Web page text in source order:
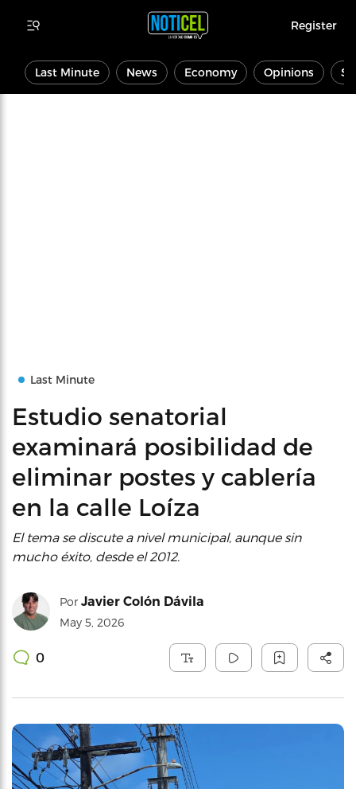
Register
Last Minute News Economy Opinions
Last Minute
Estudio senatorial
examinará posibilidad de
eliminar postes y cablería
en la calle Loíza
El tema se discute a nivel municipal, aunque sin
mucho éxito, desde el 2012.
Por Javier Colón Dávila
May 5, 2026
0